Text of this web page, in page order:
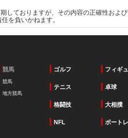
ておりますが、その内容の正確性およ
を負いかねます。
競馬
競馬
地方競馬
ゴルフ フィギ
テニス 卓球
格闘技 大相撲
NFL ボート